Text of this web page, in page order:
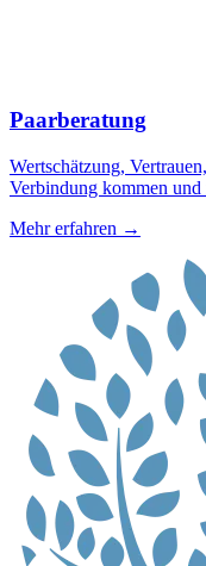
Paarberatung
Wertschätzung,
Verbindung kommen und
Mehr erfahren →